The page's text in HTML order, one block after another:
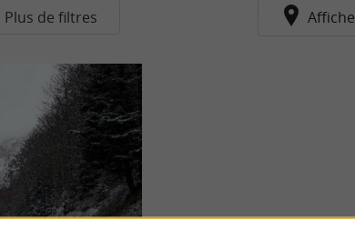
Plus de filtres